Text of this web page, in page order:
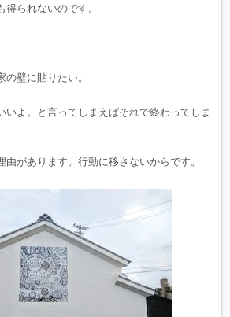
られないのです。
壁に貼りたい。
いよ。と言ってしまえばそれで終わってしま
があります。行動に移さないからです。